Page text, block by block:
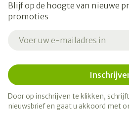
Blijf op de hoogte van nieuwe
promoties
Door op inschrijven te klikken,
nieuwsbrief en gaat u akkoord met